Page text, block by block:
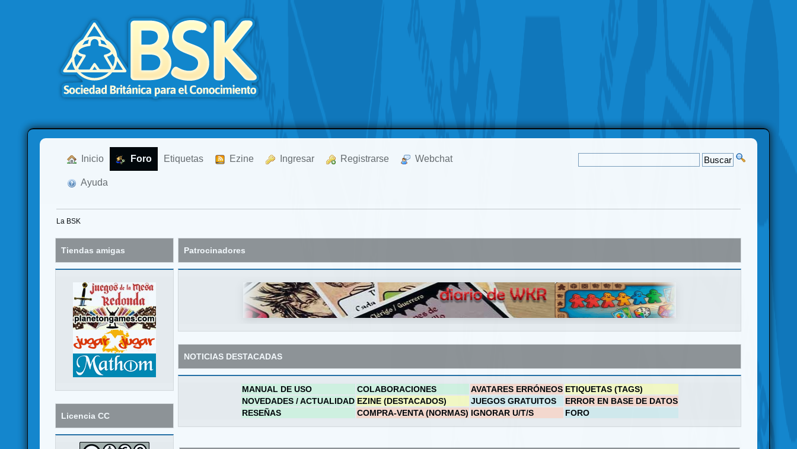
Inicio Foro Etiquetas Ezine Ingresar Registrarse Webchat
Ayuda
La BSK
Tiendas amigas
Licencia CC
Patrocinadores
NOTICIAS DESTACADAS
MANUAL DE USO COLABORACIONES AVATARES ERRÓNEOS ETIQUETAS (TAGS)
NOVEDADES / ACTUALIDAD EZINE (DESTACADOS) JUEGOS GRATUITOS
ERROR EN BASE DE DATOS
RESEÑAS
COMPRA-VENTA (NORMAS) IGNORAR U/T/S FORO